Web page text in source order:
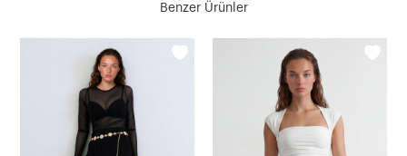
Benzer Ürünler